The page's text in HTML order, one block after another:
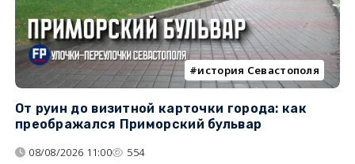
история Севастополя
От руин до визитной карточки города: как
преображался Приморский бульвар
08/08/2026 11:00 554